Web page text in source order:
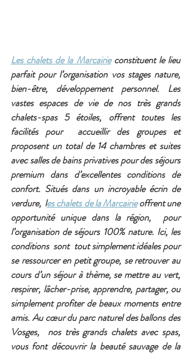
Les chalets de la Marcairie constituent le lieu
parfait pour l’organisation vos stages nature,
bien-être, développement personnel. Les
vastes espaces de vie de nos très grands
chalets-spas 5 étoiles, offrent toutes les
facilités pour  accueillir des groupes et
proposent un total de 14 chambres et suites
avec salles de bains privatives pour des séjours
premium dans d’excellentes conditions de
confort. Situés dans un incroyable écrin de
verdure,  les chalets de la Marcairie offrent une
opportunité unique dans la région,  pour
l’organisation de séjours 100% nature. Ici, les
conditions  sont  tout simplement idéales pour
se ressourcer en petit groupe, se retrouver au
cours d’un séjour à thème, se mettre au vert,
respirer, lâcher-prise, apprendre, partager, ou
simplement profiter de beaux moments entre
amis. Au cœur du parc naturel des ballons des
Vosges,  nos très grands chalets avec spas,
vous font découvrir la beauté sauvage de la